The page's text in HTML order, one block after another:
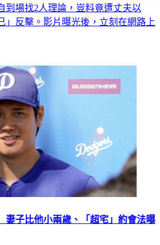
到場找2人理論，豈料竟遭丈夫以
」反擊。影片曝光後，立刻在網路上
子比他小兩歲、「超宅」約會法曝